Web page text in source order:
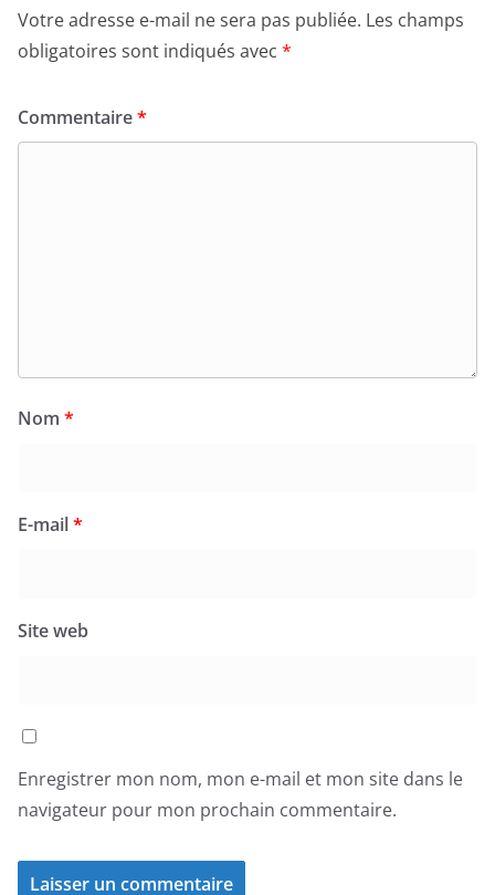
Votre adresse e-mail ne sera pas publiée. Les champs
obligatoires sont indiqués avec *
Commentaire*
Nom *
E-mail*
Site web
Enregistrer mon nom, mon e-mail et mon site dans le
navigateur pour mon prochain commentaire.